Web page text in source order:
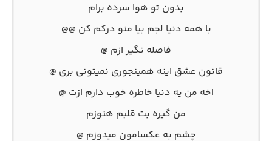
بدون تو هوا سرده برام
با همه دنیا لجم بیا منو درکم کن @@
فاصله نگیر ازم @
قانون عشق اینه همینجوری نمیتونی بری @
اخه من یه دنیا خاطره خوب دارم ازت @
من گیره بت قلبم هنوزم
چشم به عکسامون میدوزم @